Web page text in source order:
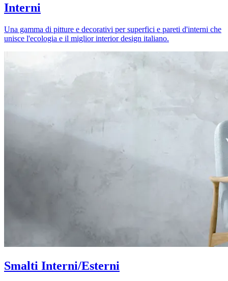
Interni
Una gamma di pitture e decorativi per superfici e pareti d'interni che
unisce l'ecologia e il miglior interior design italiano.
Smalti Interni/Esterni